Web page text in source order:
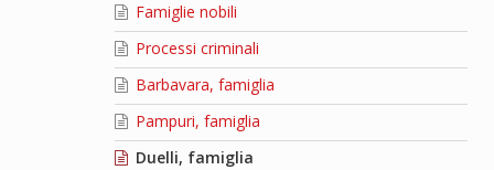
Famiglie nobili
Processi criminali
Barbavara, famiglia
Pampuri, famiglia
Duelli, famiglia